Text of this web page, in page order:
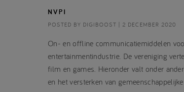
NVPI
POSTED BY DIGIBOOST | 2 DECEMBER 2020
On- en offline communicatiemiddelen
entertainmentindustrie. De vereniging
film en games. Hieronder valt onder
en het versterken van